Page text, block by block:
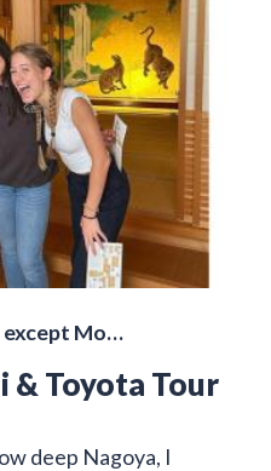
Mo…
& Toyota Tour
deep Nagoya, I